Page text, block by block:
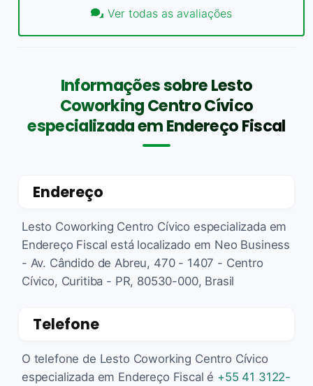
Ver todas as avaliações
Informações sobre Lesto
Coworking Centro Cívico
especializada em Endereço Fiscal
Endereço
Lesto Coworking Centro Cívico especializada em
Endereço Fiscal está localizado em Neo Business
- Av. Cândido de Abreu, 470 - 1407 - Centro
Cívico, Curitiba - PR, 80530-000, Brasil
Telefone
O telefone de Lesto Coworking Centro Cívico
especializada em Endereço Fiscal é +55 41 3122-